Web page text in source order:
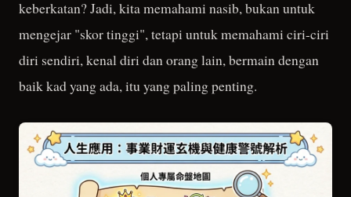
keberkatan? Jadi, kita memahami nasib, bukan untuk
mengejar "skor tinggi", tetapi untuk memahami ciri-ciri
diri sendiri, kenal diri dan orang lain, bermain dengan
baik kad yang ada, itu yang paling penting.